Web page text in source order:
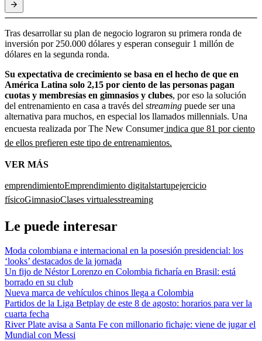
Tras desarrollar su plan de negocio lograron su primera ronda de
inversión por 250.000 dólares y esperan conseguir 1 millón de
dólares en la segunda ronda.
Su expectativa de crecimiento se basa en el hecho de que en
América Latina solo 2,15 por ciento de las personas pagan
cuotas y membresías en gimnasios y clubes, por eso la solución
del entrenamiento en casa a través del streaming puede ser una
alternativa para muchos, en especial los llamados millennials. Una
encuesta realizada por The New Consumerindica que 81 por ciento
de ellos prefieren este tipo de entrenamientos.
VER MÁS
emprendimientoEmprendimiento digitalstartupejercicio
físicoGimnasioClases virtualesstreaming
Le puede interesar
Moda colombiana e internacional en la posesión presidencial: los
‘looks’ destacados de la jornada
Un fijo de Néstor Lorenzo en Colombia ficharía en Brasil: está
borrado en su club
Nueva marca de vehículos chinos llega a Colombia
Partidos de la Liga Betplay de este 8 de agosto: horarios para ver la
cuarta fecha
River Plate avisa a Santa Fe con millonario fichaje: viene de jugar el
Mundial con Messi